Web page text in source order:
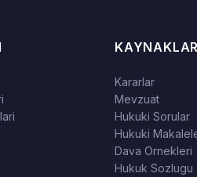
KAYNAKLAR
Kararlar
Mevzuat
Hukuki Sorular
Hukuki
Dava Ornekleri
Hukuk Sozlugu